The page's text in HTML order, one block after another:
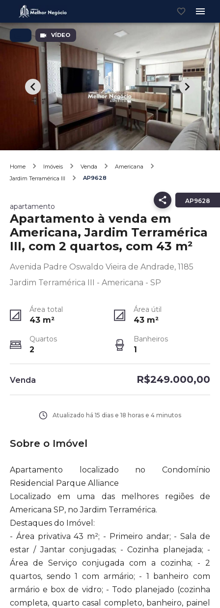
VÍDEO
Home Imóveis Venda
Americana
Jardim Terramérica III
AP9628
AP9628
apartamento
Apartamento à venda em
Americana, Jardim Terramérica
III, com 2 quartos, com 43 m²
Avenida Padre Oswaldo Vieira de Andrade, 1185
Jardim Terramérica III - Americana - SP
Área total
43 m²
Área útil
43 m²
Quartos
2
Banheiros
1
Venda R$249.000,00
Atualizado há 15 dias e 18 horas e 4 minutos
Sobre o Imóvel
Apartamento localizado no Condomínio
Residencial Parque Alliance
Localizado em uma das melhores regiões de
Americana SP, no Jardim Terramérica.
Destaques do Imóvel:
- Área privativa 43 m²; - Primeiro andar; - Sala de
estar / Jantar conjugadas; - Cozinha planejada; -
Área de Serviço conjugada com a cozinha; - 2
quartos, sendo 1 com armário; - 1 banheiro com
armário e box de vidro; - Todo planejado (cozinha
completa, quarto casal completo, banheiro, painel